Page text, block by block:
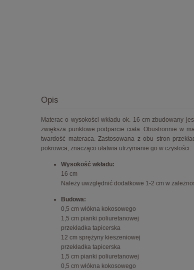
Opis
Materac o wysokości wkładu ok. 16 cm zbudowany
zwiększa punktowe podparcie ciała. Obustronnie w
twardość materaca. Zastosowana z obu stron
pokrowca, znacząco ułatwia utrzymanie go w czystości.
Wysokość wkładu:
16 cm
Należy uwzględnić dodatkowe 1-2 cm w
Budowa:
0,5 cm włókna kokosowego
1,5 cm pianki poliuretanowej
przekładka tapicerska
12 cm sprężyny kieszeniowej
przekładka tapicerska
1,5 cm pianki poliuretanowej
0,5 cm włókna kokosowego